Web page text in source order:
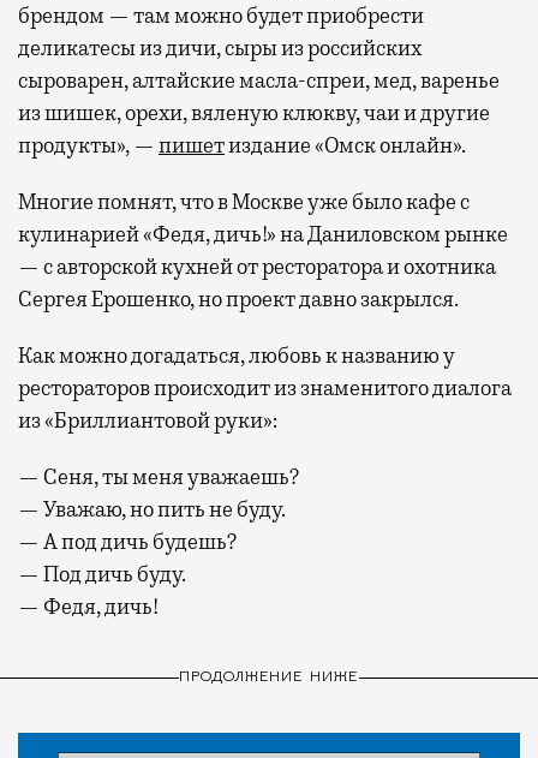
брендом — там можно будет приобрести
деликатесы из дичи, сыры из российских
сыроварен, алтайские масла-спреи, мед, варенье
из шишек, орехи, вяленую клюкву, чаи и другие
продукты», — пишетиздание «Омск онлайн».
Многие помнят, что в Москве уже было кафе с
кулинарией «Федя, дичь!» на Даниловском рынке
— с авторской кухней от ресторатора и охотника
Сергея Ерошенко, но проект давно закрылся.
Как можно догадаться, любовь к названию у
рестораторов происходит из знаменитого диалога
из «Бриллиантовой руки»:
— Сеня, ты меня уважаешь?
— Уважаю, но пить не буду.
— А под дичь будешь?
— Под дичь буду.
— Федя, дичь!
ПРОДОЛЖЕНИЕ НИЖЕ